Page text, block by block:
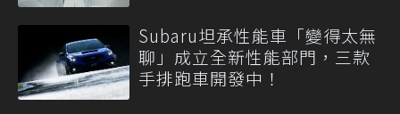
Subaru坦承性能車「變得太無
聊」成立全新性能部門，三款
手排跑車開發中！